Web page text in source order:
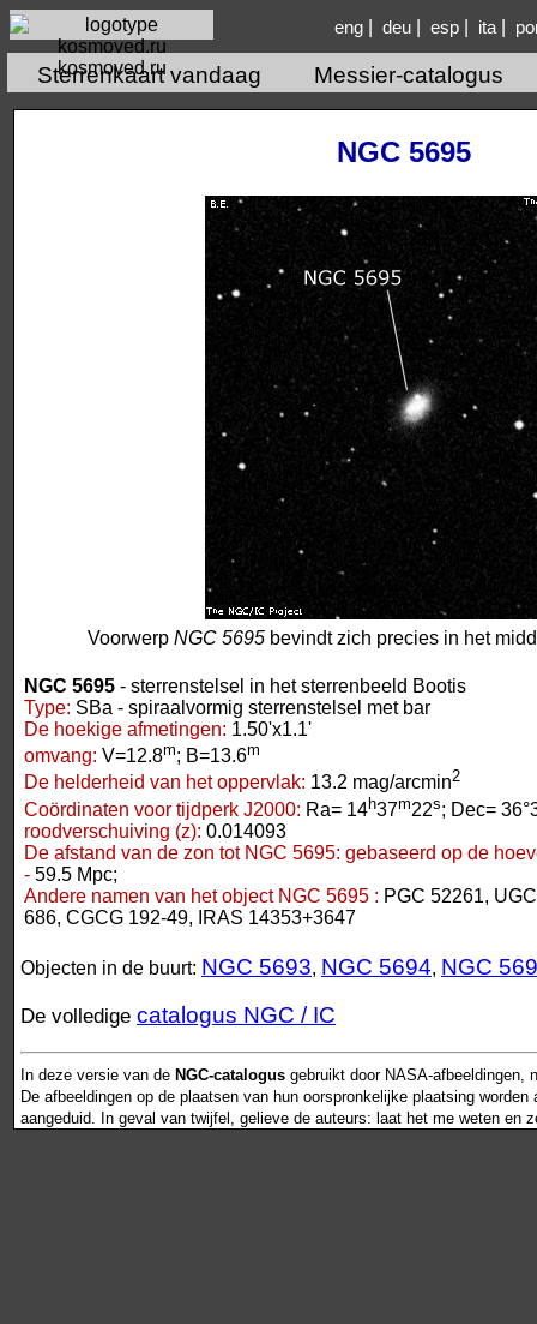
kosmoved.ru
eng| deu| esp| ita|
Sterrenkaart vandaag Messier-catalogus
NGC 5695
Voorwerp NGC 5695 bevindt zich precies in het
NGC 5695 - sterrenstelsel in het sterrenbeeld Bootis
Type: SBa - spiraalvormig sterrenstelsel met bar
De hoekige afmetingen: 1.50'x1.1'
omvang: V=12.8m; B=13.6m
De helderheid van het oppervlak: 13.2 mag/arcmin2
Coördinaten voor tijdperk J2000: Ra= 14h37m22s; Dec=
roodverschuiving (z): 0.014093
De afstand van de zon tot NGC 5695: gebaseerd op de
- 59.5 Mpc;
Andere namen van het object NGC 5695 : PGC 52261,
686, CGCG 192-49, IRAS 14353+3647
Objecten in de buurt: NGC 5693, NGC 5694, NGC
De volledige catalogus NGC / IC
In deze versie van de NGC-catalogus gebruikt door NASA-afbeeldingen,
De afbeeldingen op de plaatsen van hun oorspronkelijke plaatsing
aangeduid. In geval van twijfel, gelieve de auteurs: laat het me weten en